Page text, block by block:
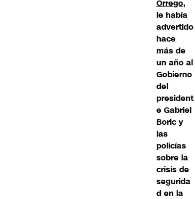
Orrego,
le había
advertido
hace
más de
un año al
Gobierno
del
president
e Gabriel
Boric y
las
policías
sobre la
crisis de
segurida
d en la